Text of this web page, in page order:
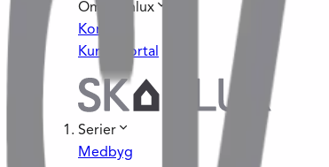
Om Skanlux
Kontakt
Kundeportal
Serier
Medbyg